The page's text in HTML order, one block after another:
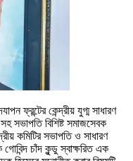
ফ্রন্টের কেন্দ্রীয় যুগ্ম সাধারণ
সভাপতি বিশিষ্ট সমাজসেবক
কমিটির সভাপতি ও সাধারণ
চাঁদ কুন্ডু স্বাক্ষরিত এক